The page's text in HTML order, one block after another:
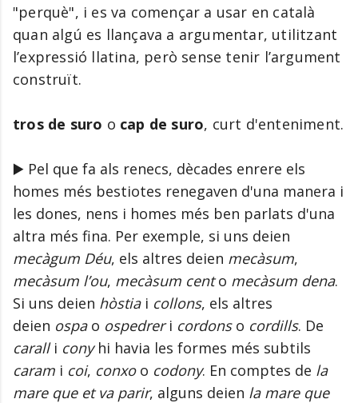
"perquè", i es va començar a usar en català
quan algú es llançava a argumentar, utilitzant
l’expressió llatina, però sense tenir l’argument
construït.
tros de suro o cap de suro, curt d'enteniment.
▶️ Pel que fa als renecs, dècades enrere els
homes més bestiotes renegaven d'una manera i
les dones, nens i homes més ben parlats d'una
altra més fina. Per exemple, si uns deien
mecàgum Déu, els altres deien mecàsum,
mecàsum l’ou, mecàsum cento mecàsum dena.
Si uns deien hòstia i collons, els altres
deien ospao ospedreri cordons o cordills. De
carall i conyhi havia les formes més subtils
caram i coi, conxo o codony. En comptes de la
mare que et va parir, alguns deien la mare que